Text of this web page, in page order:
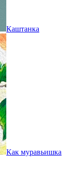
Каштанка
Как муравьишка